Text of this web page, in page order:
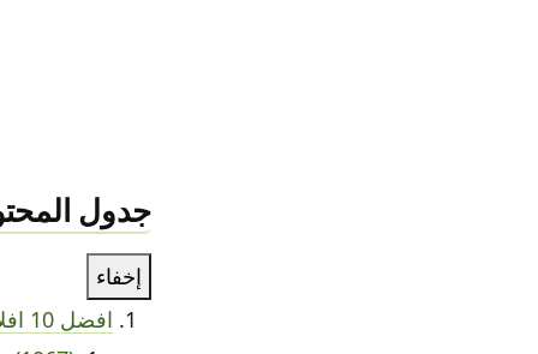
جدول
إخفاء
افضل 10 افلام رعب تركي 2021